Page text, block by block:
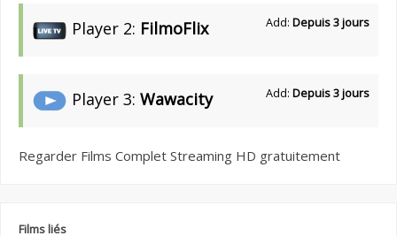
Player 2: FilmoFlix Add: Depuis 3 jours
Player 3: Wawacity Add: Depuis 3 jours
Regarder Films Complet Streaming HD gratuitement
Films liés